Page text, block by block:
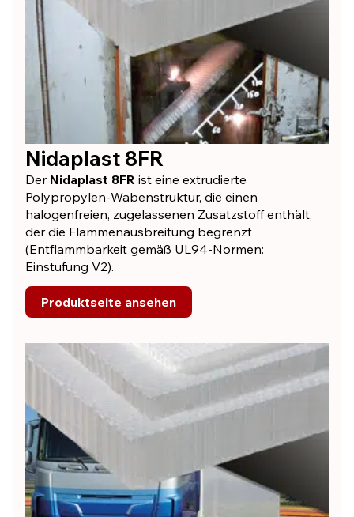
Nidaplast 8FR
Der Nidaplast 8FR ist eine extrudierte
Polypropylen-Wabenstruktur, die einen
halogenfreien, zugelassenen Zusatzstoff enthält,
der die Flammenausbreitung begrenzt
(Entflammbarkeit gemäß UL94-Normen:
Einstufung V2).
Produktseite ansehen